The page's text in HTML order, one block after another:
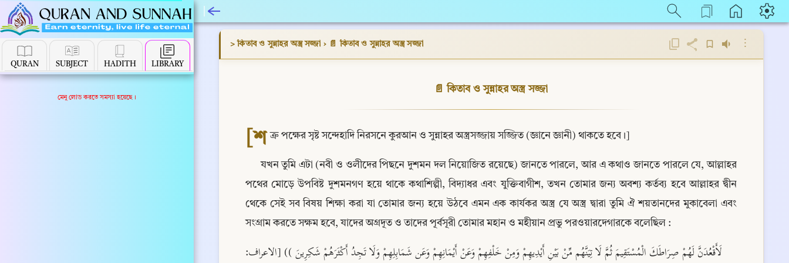
QURAN SUBJECT HADITH LIBRARY
মেনু লোড করতে সমস্যা হয়েছে।
> কিতাব ও সুন্নাহর অস্ত্র সজ্জা › 📄 কিতাব ও সুন্নাহর অস্ত্র সজ্জা ⋮
📄 কিতাব ও সুন্নাহর অস্ত্র সজ্জা
[শ ত্রু পক্ষের সৃষ্ট সন্দেহাদি নিরসনে কুরআন ও সুন্নাহর অস্ত্রসজ্জায় সজ্জিত (জ্ঞানে জ্ঞানী) থাকতে হবে।]
যখন তুমি এটা (নবী ও ওলীদের পিছনে দুশমন দল নিয়োজিত রয়েছে) জানতে পারলে, আর এ কথাও জানতে পারলে যে, আল্লাহর
পথের মোড়ে উপবিষ্ট দুশমনগণ হয়ে থাকে কথাশিল্পী, বিদ্যাধর এবং যুক্তিবাগীশ, তখন তোমার জন্য অবশ্য কর্তব্য হবে আল্লাহর দ্বীন
থেকে সেই সব বিষয় শিক্ষা করা যা তোমার জন্য হয়ে উঠবে এমন এক কার্যকর অস্ত্র যে অস্ত্র দ্বারা তুমি ঐ শয়তানদের মুকাবেলা এবং
সংগ্রাম করতে সক্ষম হবে, যাদের অগ্রদূত ও তাদের পূর্বসূরী তোমার মহান ও মহীয়ান প্রভু পরওয়ারদেগারকে বলেছিল :